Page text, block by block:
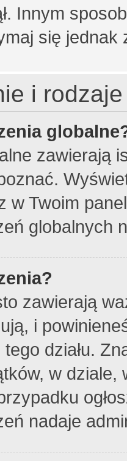
Innym
się jednak
i
zawierają
w Twoim
globalnych
zawierają
i
działu.
w dziale,
nadaje